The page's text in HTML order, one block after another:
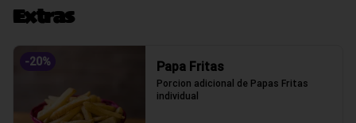
Extras
-20% Papa Fritas
Porcion adicional de Papas Fritas
individual